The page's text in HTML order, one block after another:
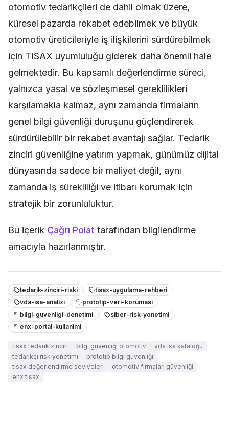
otomotiv tedarikçileri de dahil olmak üzere,
küresel pazarda rekabet edebilmek ve büyük
otomotiv üreticileriyle iş ilişkilerini sürdürebilmek
için TISAX uyumluluğu giderek daha önemli hale
gelmektedir. Bu kapsamlı değerlendirme süreci,
yalnızca yasal ve sözleşmesel gereklilikleri
karşılamakla kalmaz, aynı zamanda firmaların
genel bilgi güvenliği duruşunu güçlendirerek
sürdürülebilir bir rekabet avantajı sağlar. Tedarik
zinciri güvenliğine yatırım yapmak, günümüz dijital
dünyasında sadece bir maliyet değil, aynı
zamanda iş sürekliliği ve itibarı korumak için
stratejik bir zorunluluktur.
Bu içerik Çağrı Polat tarafından bilgilendirme
amacıyla hazırlanmıştır.
tedarik-zinciri-riski
tisax-uygulama-rehberi
vda-isa-analizi
prototip-veri-korumasi
bilgi-guvenligi-denetimi
siber-risk-yonetimi
enx-portal-kullanimi
tisax tedarik zinciri bilgi güvenliği otomotiv
vda isa kataloğu
tedarikçi risk yönetimi
prototip bilgi güvenliği
tisax değerlendirme seviyeleri
otomotiv firmaları güvenliği
enx tisax